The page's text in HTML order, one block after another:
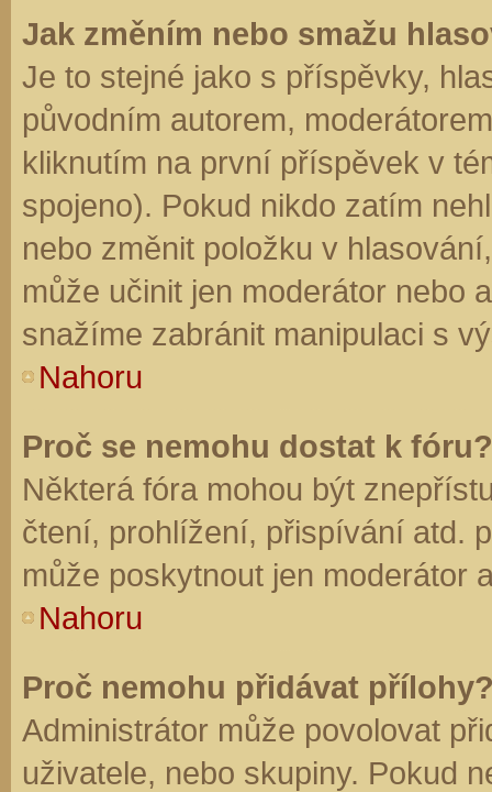
Jak změním nebo smažu
Je to stejné jako s příspěvky,
původním autorem,
kliknutím na první příspěvek v
spojeno). Pokud nikdo zatím
nebo změnit položku v
může učinit jen moderátor nebo
snažíme zabránit manipulaci s
Nahoru
Proč se nemohu dostat k fóru?
Některá fóra mohou být
čtení, prohlížení, přispívání atd.
může poskytnout jen moderátor
Nahoru
Proč nemohu přidávat
Administrátor může povolovat
uživatele, nebo skupiny. Pokud